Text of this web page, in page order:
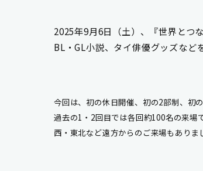
2025年9月6日（土）、 『世界とつ
BL・GL小説、タイ俳優グッズなど
今回は、初の休日開催、初の2部制、初
過去の1・2回目では各回約100名の来場
西・東北など遠方からのご来場もありま